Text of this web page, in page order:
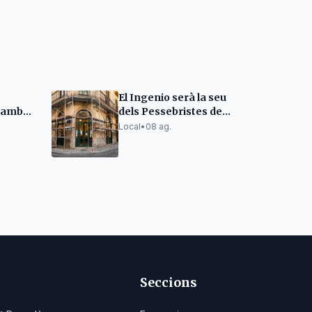
El Ingenio serà la seu
dels Pessebristes de
Barcelona
Local• 08 ag.
Seccions